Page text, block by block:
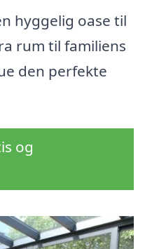
hyggelig oase til
rum til familiens
den perfekte
og